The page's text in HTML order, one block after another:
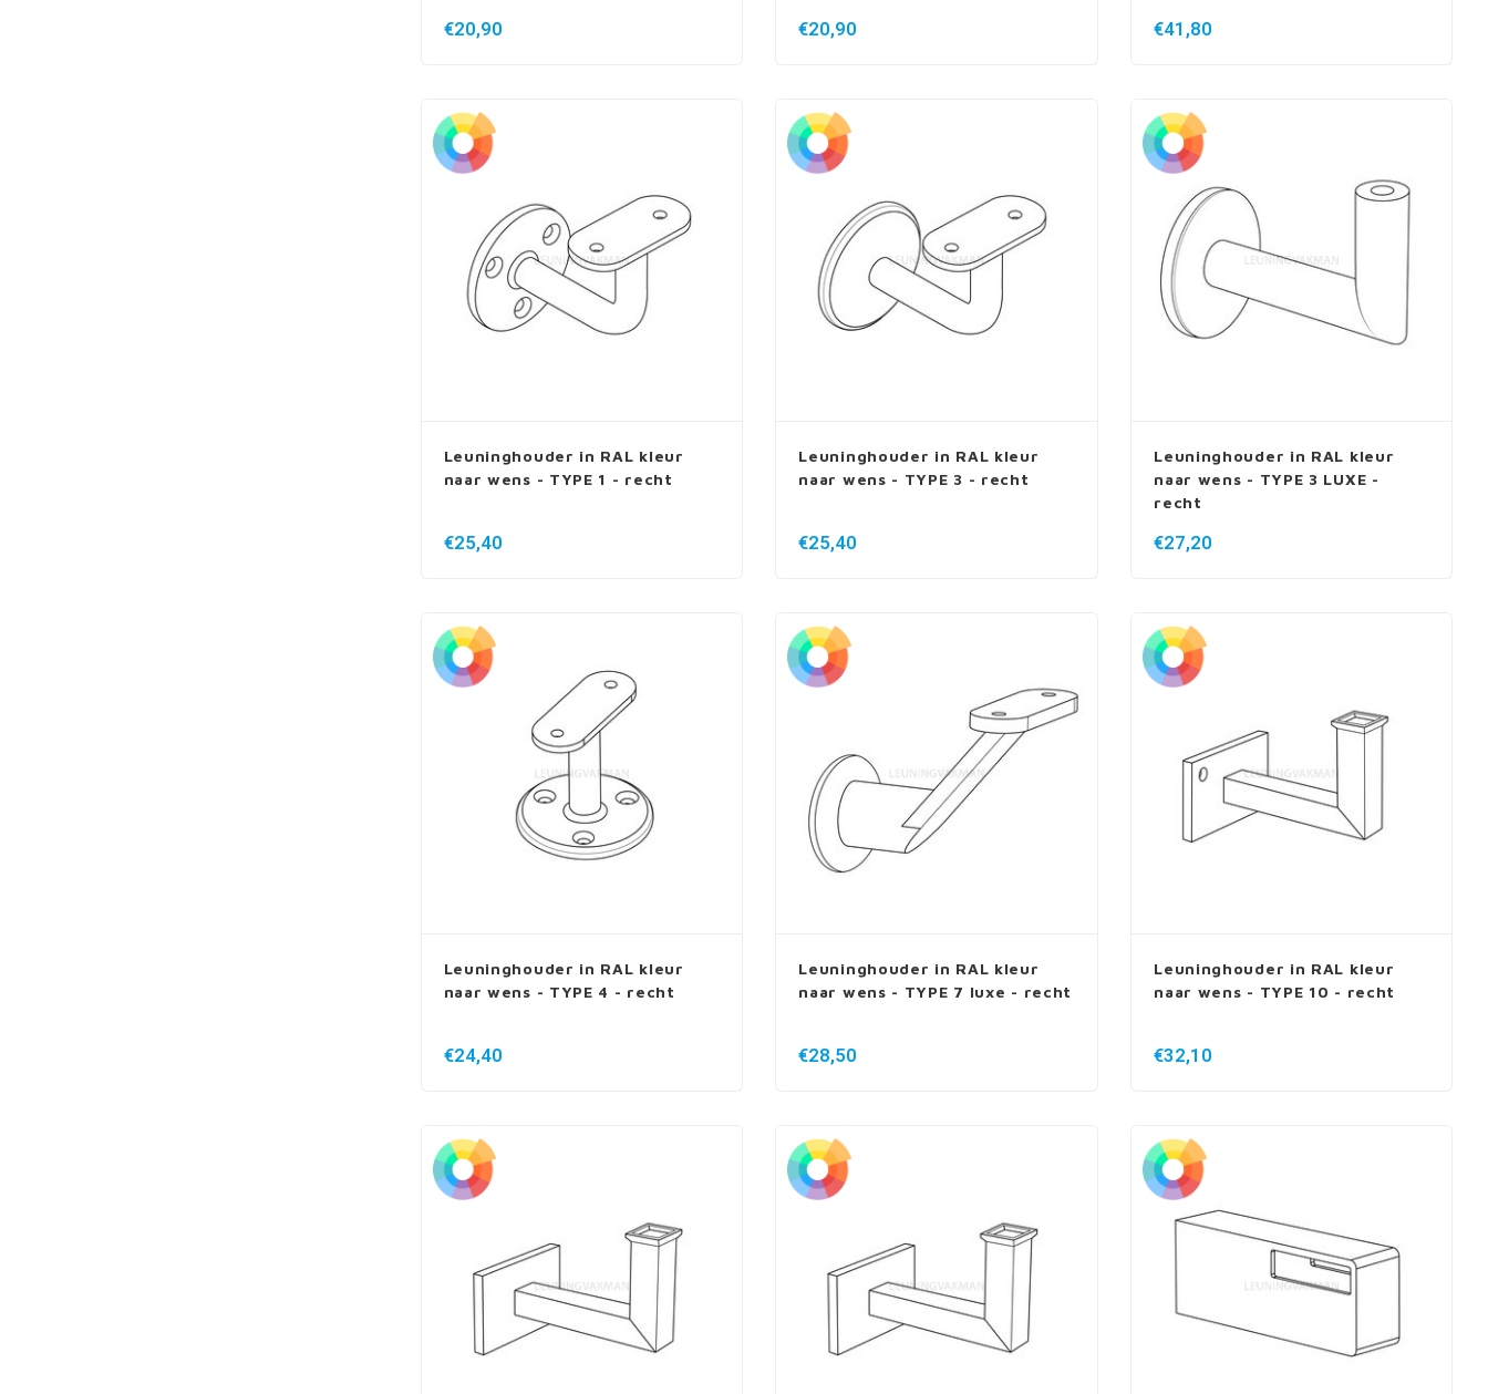
€20,90 €20,90 €41,80
Leuninghouder in RAL kleur
naar wens - TYPE 1 - recht
€25,40
Leuninghouder in RAL kleur
naar wens - TYPE 3 - recht
€25,40
Leuninghouder in RAL kleur
naar wens - TYPE 3 LUXE -
recht
€27,20
Leuninghouder in RAL kleur
naar wens - TYPE 4 - recht
€24,40
Leuninghouder in RAL kleur
naar wens - TYPE 7 luxe - recht
€28,50
Leuninghouder in RAL kleur
naar wens - TYPE 10 - recht
€32,10